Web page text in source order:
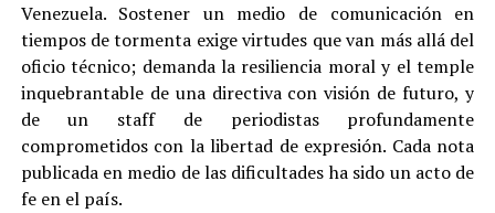
Venezuela. Sostener un medio de comunicación en
tiempos de tormenta exige virtudes que van más allá del
oficio técnico; demanda la resiliencia moral y el temple
inquebrantable de una directiva con visión de futuro, y
de un staff de periodistas profundamente
comprometidos con la libertad de expresión. Cada nota
publicada en medio de las dificultades ha sido un acto de
fe en el país.